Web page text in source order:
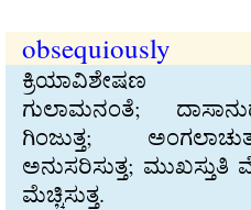
obsequiously
ಕ್ರಿಯಾವಿಶೇಷಣ
ಗುಲಾಮನಂತೆ;
ಗಿಂಜುತ್ತ;
ಅನುಸರಿಸುತ್ತ;
ಮೆಚ್ಚಿಸುತ್ತ.